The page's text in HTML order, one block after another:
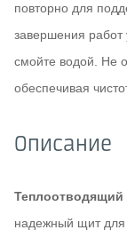
повторно для
завершения работ
смойте водой. Не
обеспечивая
Описание
Теплоотводящий
надежный щит для